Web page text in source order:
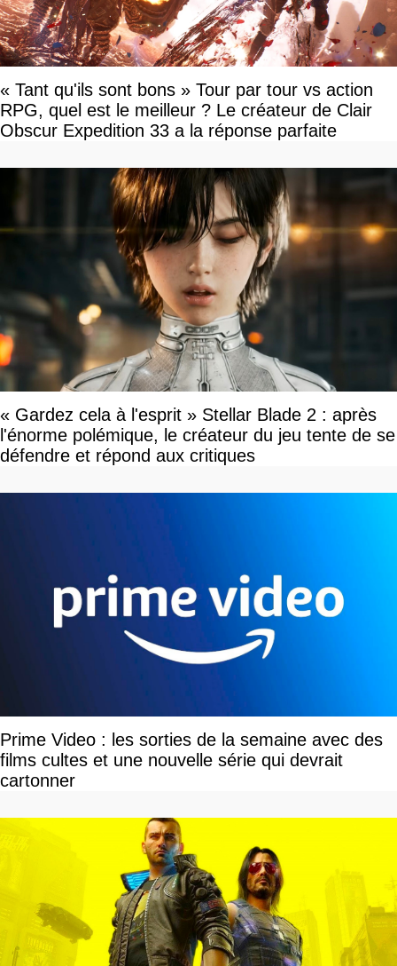
« Tant qu'ils sont bons » Tour par tour vs action
RPG, quel est le meilleur ? Le créateur de Clair
Obscur Expedition 33 a la réponse parfaite
« Gardez cela à l'esprit » Stellar Blade 2 : après
l'énorme polémique, le créateur du jeu tente de se
défendre et répond aux critiques
Prime Video : les sorties de la semaine avec des
films cultes et une nouvelle série qui devrait
cartonner